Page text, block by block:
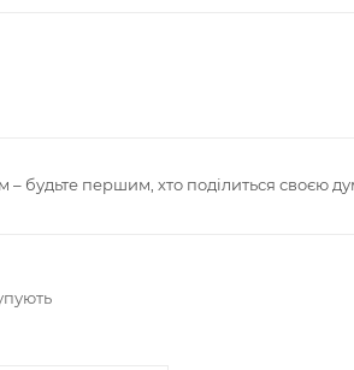
будьте першим, хто поділиться своєю